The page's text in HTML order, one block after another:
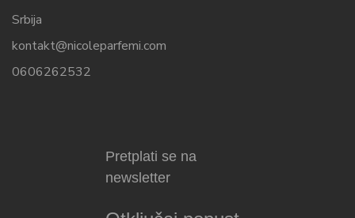
Srbija
kontakt@nicoleparfemi.com
0606262532
Pretplati se na
newsletter